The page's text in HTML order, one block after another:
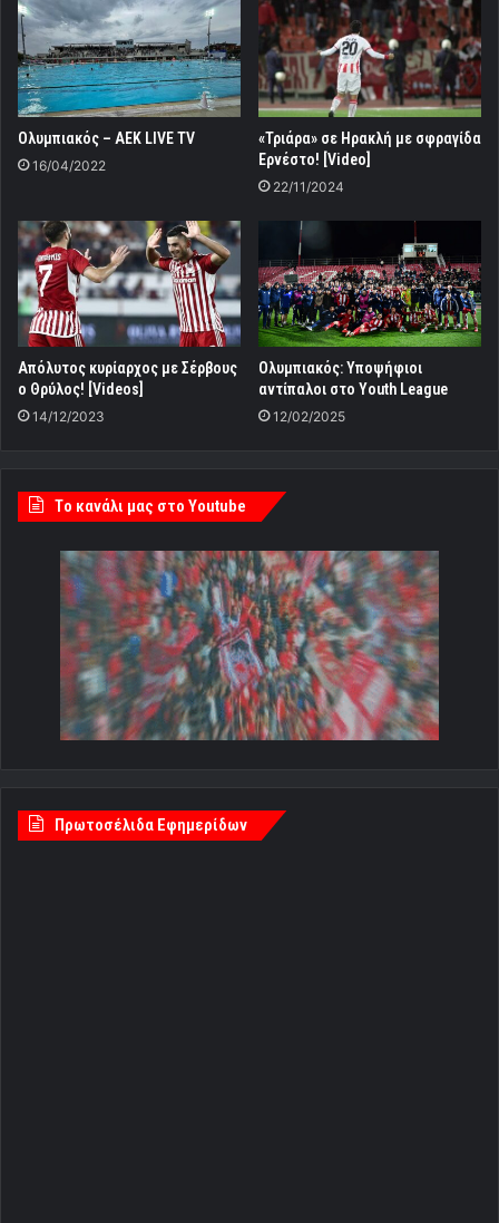
Ολυμπιακός – ΑΕΚ LIVE TV
16/04/2022
«Τριάρα» σε Ηρακλή με σφραγίδα
Ερνέστο! [Video]
22/11/2024
Απόλυτος κυρίαρχος με Σέρβους
ο Θρύλος! [Videos]
14/12/2023
Ολυμπιακός: Υποψήφιοι
αντίπαλοι στο Youth League
12/02/2025
Tο κανάλι μας στο Youtube
Πρωτοσέλιδα Εφημερίδων